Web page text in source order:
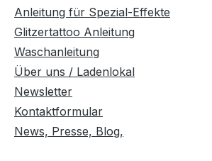
Anleitung für Spezial-Effekte
Glitzertattoo Anleitung
Waschanleitung
Über uns / Ladenlokal
Newsletter
Kontaktformular
News, Presse, Blog,